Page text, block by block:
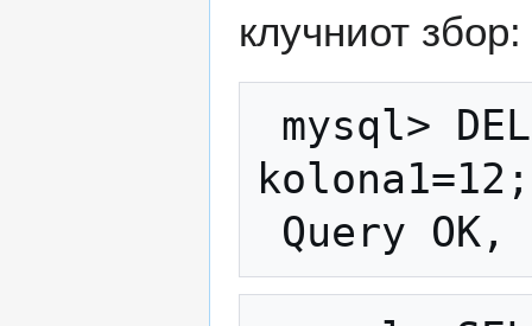
клучниот збор:
kolona1=12;